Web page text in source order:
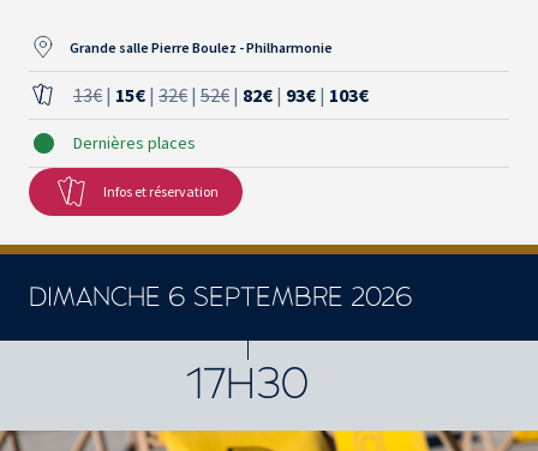
Grande salle Pierre Boulez - Philharmonie
13€ | 15€ | 32€ | 52€ | 82€ | 93€ | 103€
Dernières places
Infos et réservation
DIMANCHE 6 SEPTEMBRE 2026
17H30